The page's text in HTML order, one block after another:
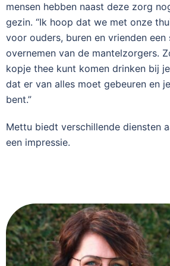
mensen hebben naast deze zorg
gezin. “Ik hoop dat we met onze
voor ouders, buren en vrienden een
overnemen van de mantelzorgers.
kopje thee kunt komen drinken bij
dat er van alles moet gebeuren en
bent.”
Mettu biedt verschillende diensten
een impressie.